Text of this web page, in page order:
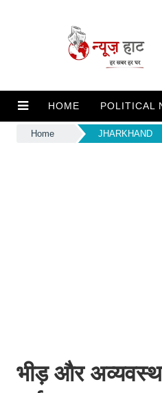
HOME POLITICAL
Home JHARKHAND
भीड़ और